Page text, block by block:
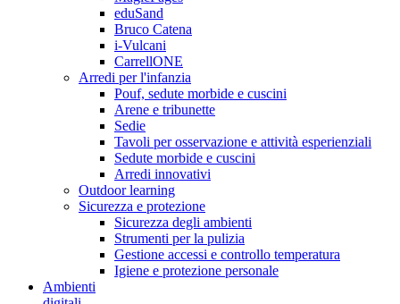
eduSand
Bruco Catena
i-Vulcani
CarrellONE
Arredi per l'infanzia
Pouf, sedute morbide e cuscini
Arene e tribunette
Sedie
Tavoli per osservazione e attività esperienziali
Sedute morbide e cuscini
Arredi innovativi
Outdoor learning
Sicurezza e protezione
Sicurezza degli ambienti
Strumenti per la pulizia
Gestione accessi e controllo temperatura
Igiene e protezione personale
Ambienti